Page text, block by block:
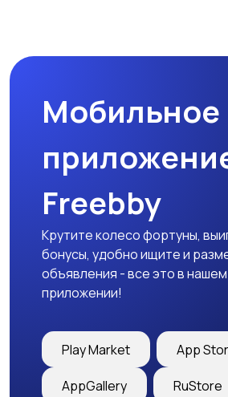
Медицина
Образование и наука
закупки
Мобильное
Freebby
Крутите колесо фортуны,
бонусы, удобно ищите и
объявления - все это в
приложении!
Play Market App
AppGallery RuStore